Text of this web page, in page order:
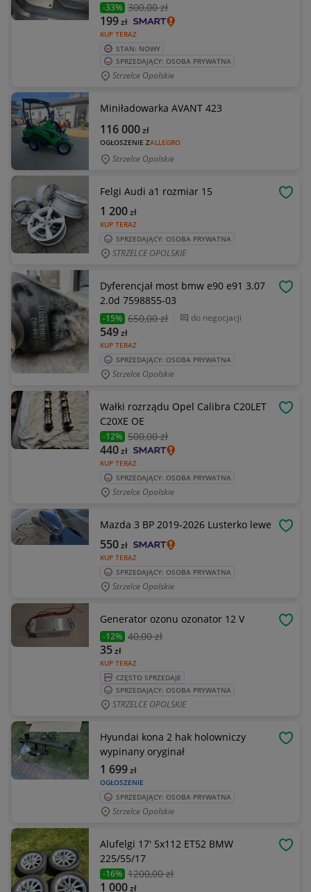
-33% 300,00 zł
KUP TERAZ
199zł
STAN: NOWY
SPRZEDAJĄCY: OSOBA PRYWATNA
Strzelce Opolskie
Miniładowarka AVANT 423
OGŁOSZENIE ZALLEGRO
116 000zł
Strzelce Opolskie
Felgi Audi a1 rozmiar 15
KUP TERAZ
1 200zł
SPRZEDAJĄCY: OSOBA PRYWATNA
STRZELCE OPOLSKIE
Dyferencjał most bmw e90 e91 3.07
2.0d 7598855-03
-15% 650,00 zł do negocjacji
KUP TERAZ
549zł
SPRZEDAJĄCY: OSOBA PRYWATNA
Strzelce Opolskie
Wałki rozrządu Opel Calibra C20LET
C20XE OE
-12% 500,00 zł
KUP TERAZ
440zł
SPRZEDAJĄCY: OSOBA PRYWATNA
Strzelce Opolskie
Mazda 3 BP 2019-2026 Lusterko lewe
KUP TERAZ
550zł
SPRZEDAJĄCY: OSOBA PRYWATNA
Strzelce Opolskie
Generator ozonu ozonator 12 V
-12% 40,00 zł
KUP TERAZ
35zł
CZĘSTO SPRZEDAJE
SPRZEDAJĄCY: OSOBA PRYWATNA
STRZELCE OPOLSKIE
Hyundai kona 2 hak holowniczy
wypinany oryginał
OGŁOSZENIE
1 699zł
SPRZEDAJĄCY: OSOBA PRYWATNA
Strzelce Opolskie
Alufelgi 17' 5x112 ET52 BMW
225/55/17
-16% 1200,00 zł
1 000zł